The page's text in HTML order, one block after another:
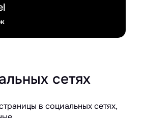
сетях
в социальных сетях,